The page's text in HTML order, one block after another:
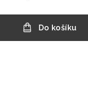
Do košíku